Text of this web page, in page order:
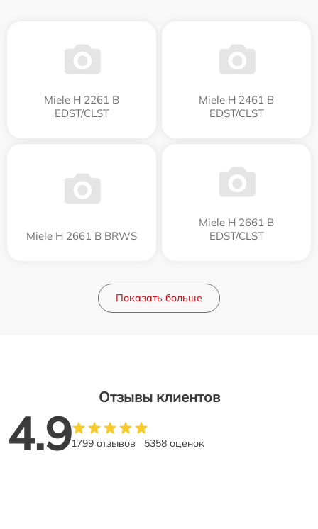
Miele H 2261 B
EDST/CLST
Miele H 2461 B
EDST/CLST
Miele H 2661 B BRWS
Miele H 2661 B
EDST/CLST
Показать больше
Отзывы клиентов
4.91799 отзывов 5358 оценок